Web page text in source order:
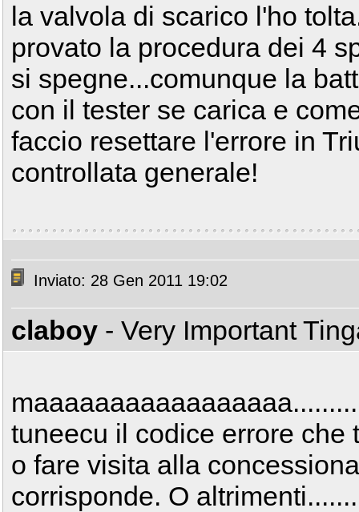
la valvola di scarico l'ho
provato la procedura dei 4
si spegne...comunque la
con il tester se carica e
faccio resettare l'errore in
controllata generale!
Inviato: 28 Gen 2011 19:02
claboy - Very Important
tuneecu il codice errore che
o fare visita alla
corrisponde. O